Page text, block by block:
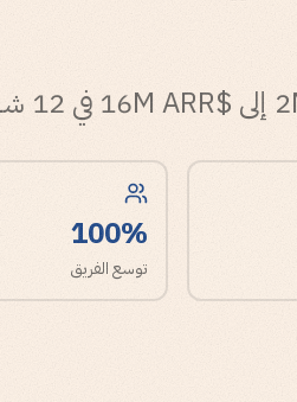
100%
توسع الفريق